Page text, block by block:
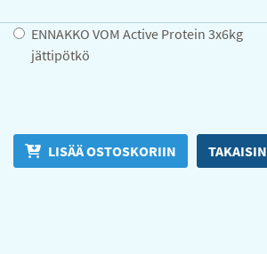
ENNAKKO VOM Active Protein 3x6kg
jättipötkö
LISÄÄ OSTOSKORIIN TAKAISIN